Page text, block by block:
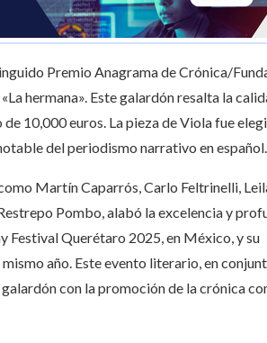
Premio Anagrama de Crónica/
hermana». Este galardón resalta la
10,000 euros. La pieza de Viola fue
del periodismo narrativo en español.
Martín Caparrós, Carlo Feltrinelli,
Pombo, alabó la excelencia y
Festival Querétaro 2025, en México, y su
año. Este evento literario, en
con la promoción de la crónica